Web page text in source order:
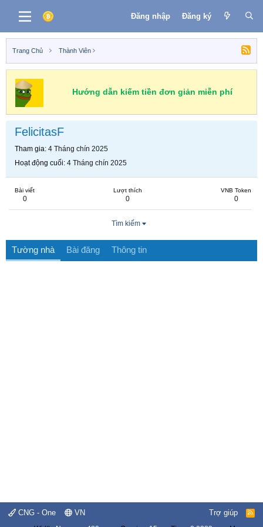
Đăng nhập Đăng ký
Trang Chủ Thành Viên
Hướng dẫn kiếm tiền đơn giản miễn phí
FelicitasF
Tham gia 4 Tháng chín 2025
Hoạt động cuối 4 Tháng chín 2025
Bài viết
0
Lượt thích
0
VNB Token
0
Tìm kiếm
Tường nhà Bài đăng Thông tin
CNG - One VN Trợ giúp
R